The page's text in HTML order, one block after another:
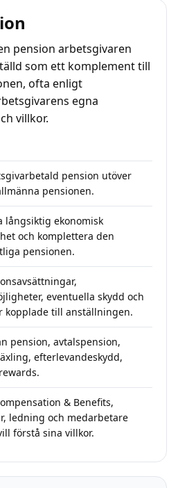
pension arbetsgivaren
som ett komplement till
ofta enligt
egna
villkor.
pension utöver
pensionen.
långsiktig ekonomisk
och komplettera den
pensionen.
eventuella skydd och
kopplade till anställningen.
pension, avtalspension,
efterlevandeskydd,
& Benefits,
ledning och medarbetare
förstå sina villkor.